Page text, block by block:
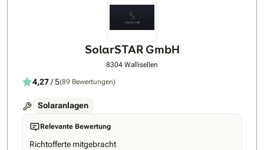
SolarSTAR GmbH
8304 Wallisellen
4,27/ 5(89 Bewertungen)
Solaranlagen
Relevante Bewertung
Richtofferte mitgebracht